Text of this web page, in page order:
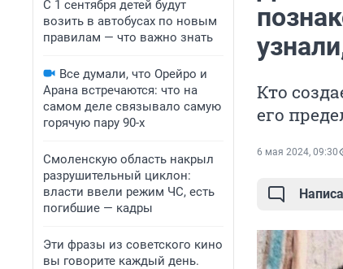
С 1 сентября детей будут
возить в автобусах по новым
правилам — что важно знать
Все думали, что Орейро и
Арана встречаются: что на
самом деле связывало самую
горячую пару 90-х
Смоленскую область накрыл
разрушительный циклон:
власти ввели режим ЧС, есть
погибшие — кадры
Эти фразы из советского кино
вы говорите каждый день.
Кто
его
6 мая 2024, 09:30